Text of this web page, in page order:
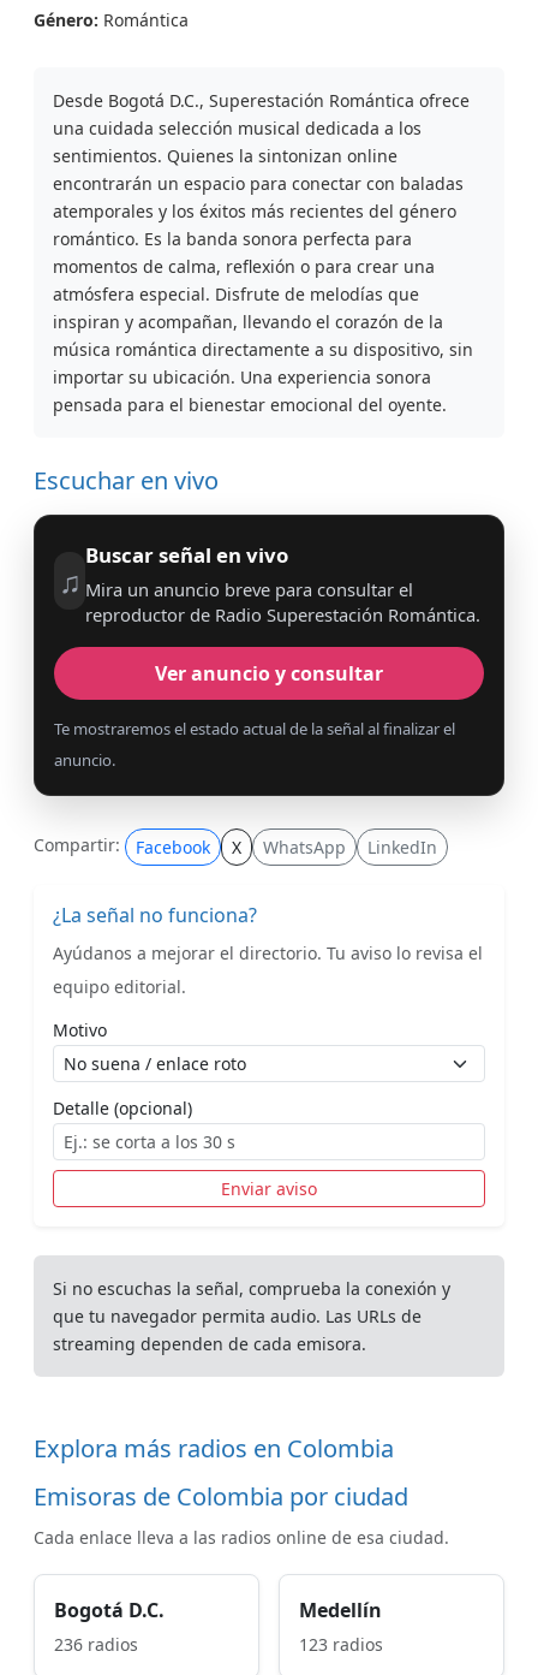
Género: Romántica
Desde Bogotá D.C., Superestación Romántica ofrece
una cuidada selección musical dedicada a los
sentimientos. Quienes la sintonizan online
encontrarán un espacio para conectar con baladas
atemporales y los éxitos más recientes del género
romántico. Es la banda sonora perfecta para
momentos de calma, reflexión o para crear una
atmósfera especial. Disfrute de melodías que
inspiran y acompañan, llevando el corazón de la
música romántica directamente a su dispositivo, sin
importar su ubicación. Una experiencia sonora
pensada para el bienestar emocional del oyente.
Escuchar en vivo
♫
Buscar señal en vivo
Mira un anuncio breve para consultar el
reproductor de Radio Superestación Romántica.
Ver anuncio y consultar
Te mostraremos el estado actual de la señal al finalizar el
anuncio.
Compartir: Facebook X WhatsApp LinkedIn
¿La señal no funciona?
Ayúdanos a mejorar el directorio. Tu aviso lo revisa el
equipo editorial.
Motivo
Detalle (opcional)
Enviar aviso
Si no escuchas la señal, comprueba la conexión y
que tu navegador permita audio. Las URLs de
streaming dependen de cada emisora.
Explora más radios en Colombia
Emisoras de Colombia por ciudad
Cada enlace lleva a las radios online de esa ciudad.
Bogotá D.C.
236 radios
Medellín
123 radios